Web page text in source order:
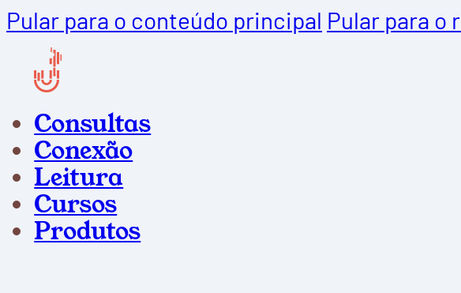
Pular para o conteúdo principal Pular para o
Consultas
Conexão
Leitura
Cursos
Produtos